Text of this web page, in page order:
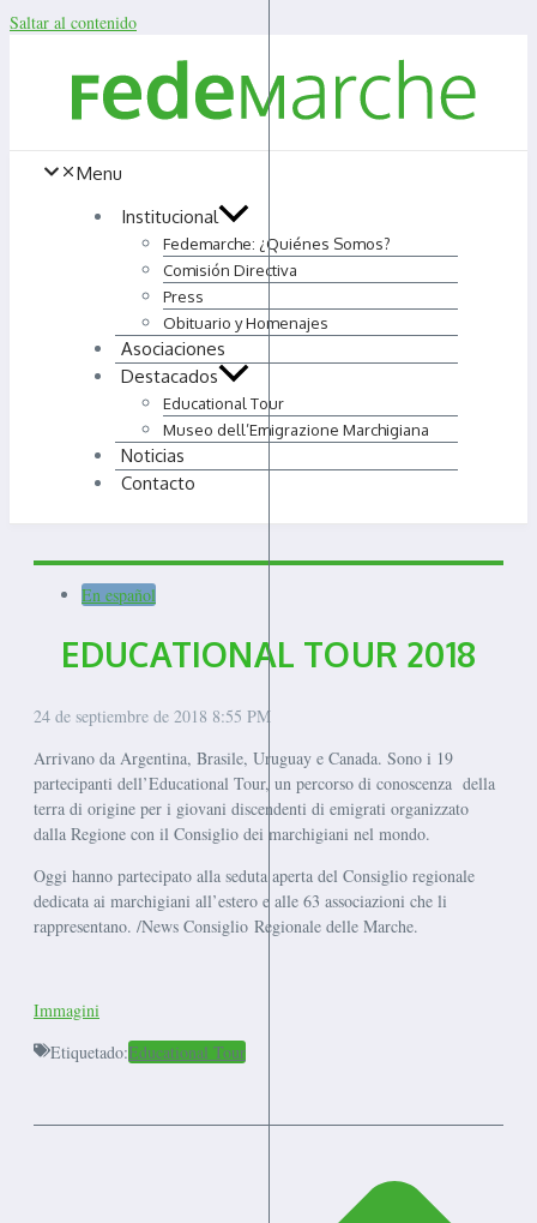
Saltar al contenido
Menu
Institucional
Fedemarche: ¿Quiénes Somos?
Comisión Directiva
Press
Obituario y Homenajes
Asociaciones
Destacados
Educational Tour
Museo dell’Emigrazione Marchigiana
Noticias
Contacto
En español
EDUCATIONAL TOUR 2018
24 de septiembre de 2018 8:55 PM
Arrivano da Argentina, Brasile, Uruguay e Canada. Sono i 19
partecipanti dell’Educational Tour, un percorso di conoscenza della
terra di origine per i giovani discendenti di emigrati organizzato
dalla Regione con il Consiglio dei marchigiani nel mondo.
Oggi hanno partecipato alla seduta aperta del Consiglio regionale
dedicata ai marchigiani all’estero e alle 63 associazioni che li
rappresentano. /News Consiglio Regionale delle Marche.
Immagini
Etiquetado:Educational Tour